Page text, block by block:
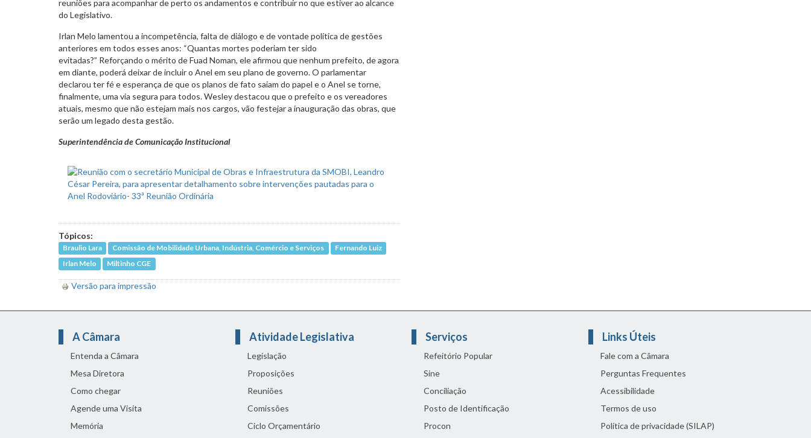
reuniões para acompanhar de perto os andamentos e contribuir no que estiver ao alcance
do Legislativo.
Irlan Melo lamentou a incompetência, falta de diálogo e de vontade política de gestões
anteriores em todos esses anos: “Quantas mortes poderiam ter sido
evitadas?” Reforçando o mérito de Fuad Noman, ele afirmou que nenhum prefeito, de agora
em diante, poderá deixar de incluir o Anel em seu plano de governo. O parlamentar
declarou ter fé e esperança de que os planos de fato saiam do papel e o Anel se torne,
finalmente, uma via segura para todos. Wesley destacou que o prefeito e os vereadores
atuais, mesmo que não estejam mais nos cargos, vão festejar a inauguração das obras, que
serão um legado desta gestão.
Superintendência de Comunicação Institucional
Tópicos:
Braulio Lara Comissão de Mobilidade Urbana, Indústria, Comércio e Serviços
Fernando Luiz
Irlan Melo
Miltinho CGE
Versão para impressão
A Câmara
Entenda a Câmara
Mesa Diretora
Como chegar
Agende uma Visita
Memória
Atividade Legislativa
Legislação
Proposições
Reuniões
Comissões
Ciclo Orçamentário
Serviços
Refeitório Popular
Sine
Conciliação
Posto de Identificação
Procon
Links Úteis
Fale com a Câmara
Perguntas Frequentes
Acessibilidade
Termos de uso
Política de privacidade (SILAP)